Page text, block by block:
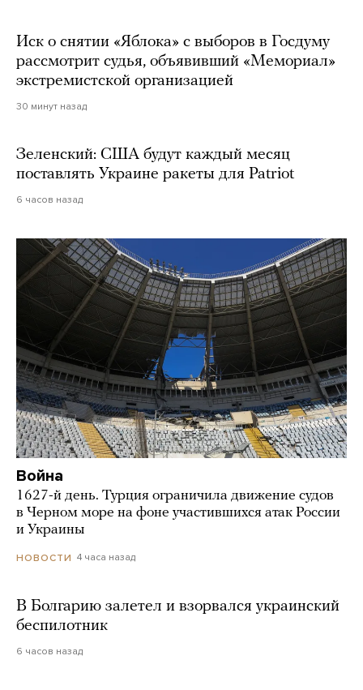
Иск о снятии «Яблока» с выборов в Госдуму
рассмотрит судья, объявивший «Мемориал»
экстремистской организацией
30 минут назад
Зеленский: США будут каждый месяц
поставлять Украине ракеты для Patriot
6 часов назад
Война
1627-й день. Турция ограничила движение судов
в Черном море на фоне участившихся атак России
и Украины
НОВОСТИ 4 часа назад
В Болгарию залетел и взорвался украинский
беспилотник
6 часов назад